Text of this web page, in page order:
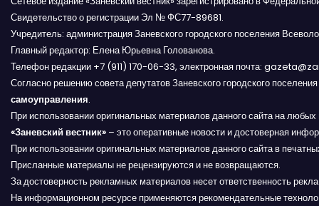
а
п
и
с
я
м
Свидетельство о регистрации Эл № ФС77-89681.
Учредитель: администрация Заневского городского поселения
Главный редактор: Елена Юрьевна Голованова.
Телефон редакции +7 (911) 170-06-33, электронная почта:
Согласно решению совета депутатов Заневского городского поселения
самоуправления.
При использовании оригинальных материалов данного сайта на
«Заневский вестник» – это оперативные новости и достоверная
При использовании оригинальных материалов данного сайта в
Присланные материалы не рецензируются и не возвращаются.
За достоверность рекламных материалов несет ответственность
На информационном ресурсе применяются рекомендательные